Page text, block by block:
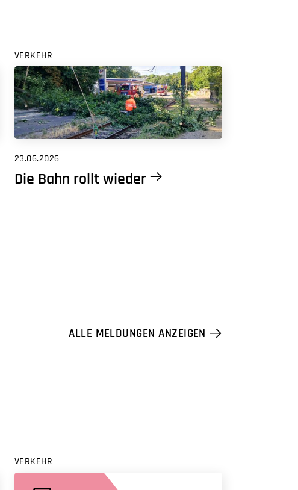
VERKEHR
23.06.2026
Die Bahn rollt wieder
ALLE MELDUNGEN ANZEIGEN
VERKEHR